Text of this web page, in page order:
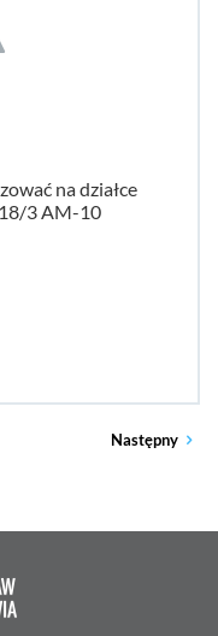
na działce
3 AM-10
Następny